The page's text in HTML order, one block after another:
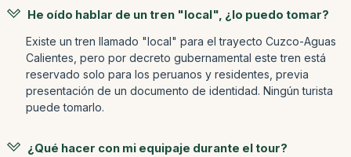
He oído hablar de un tren "local", ¿lo puedo tomar?
Existe un tren llamado "local" para el trayecto Cuzco-Aguas
Calientes, pero por decreto gubernamental este tren está
reservado solo para los peruanos y residentes, previa
presentación de un documento de identidad. Ningún turista
puede tomarlo.
¿Qué hacer con mi equipaje durante el tour?